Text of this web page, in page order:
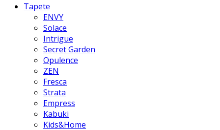
Tapete
ENVY
Solace
Intrigue
Secret Garden
Opulence
ZEN
Fresca
Strata
Empress
Kabuki
Kids&Home